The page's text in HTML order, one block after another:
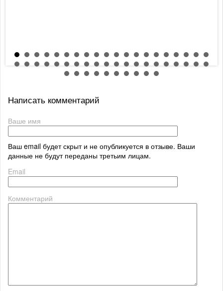
Написать комментарий
Ваше имя
Ваш email будет скрыт и не опубликуется в отзыве. Ваши
данные не будут переданы третьим лицам.
Email
Комментарий